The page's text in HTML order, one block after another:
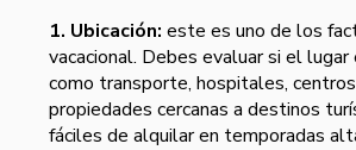
1. Ubicación: este es uno de los
vacacional. Debes evaluar si el
como transporte, hospitales,
propiedades cercanas a destinos
fáciles de alquilar en temporadas